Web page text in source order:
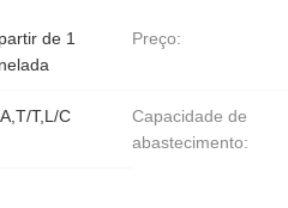
de 1
Preço:
T,L/C
Capacidade de
abastecimento: